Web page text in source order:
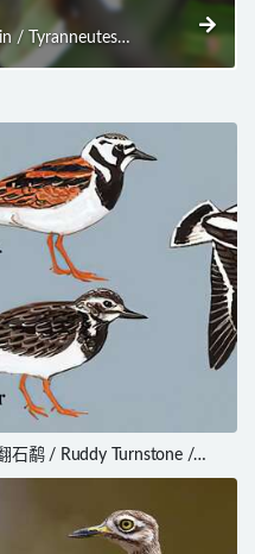
/ Tyranneutes
石鹬 / Ruddy Turnstone /
interpres